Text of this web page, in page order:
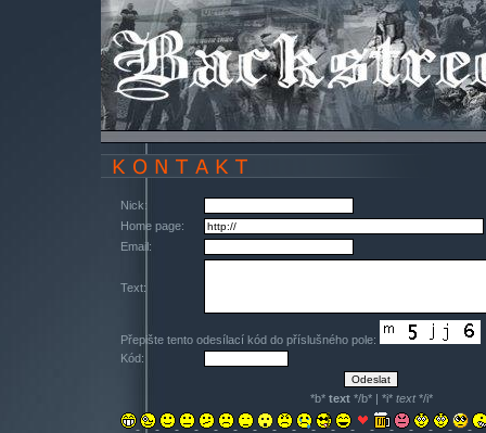
Nick:
Home page:
Email:
Text:
Přepište tento odesílací kód do příslušného pole:
Kód:
*b* text*/b* | *i* text*/i*